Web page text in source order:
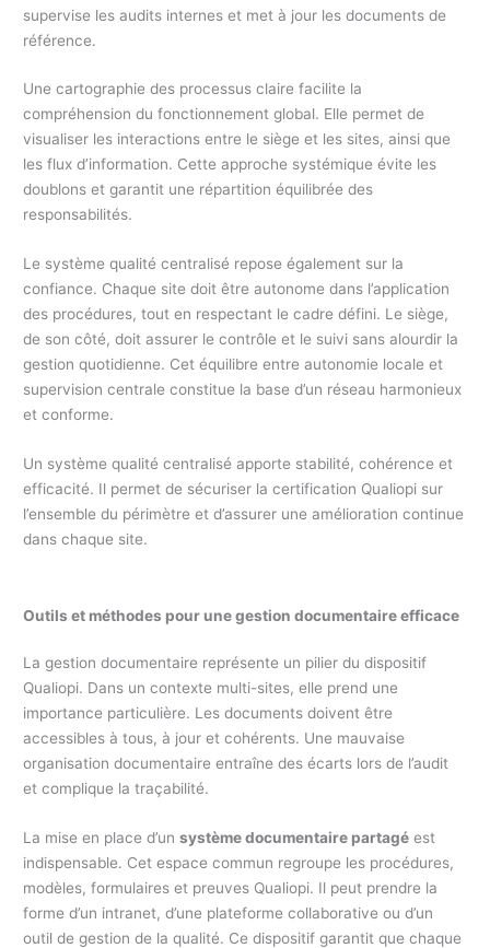
supervise les audits internes et met à jour les documents de
référence.
Une cartographie des processus claire facilite la
compréhension du fonctionnement global. Elle permet de
visualiser les interactions entre le siège et les sites, ainsi que
les flux d’information. Cette approche systémique évite les
doublons et garantit une répartition équilibrée des
responsabilités.
Le système qualité centralisé repose également sur la
confiance. Chaque site doit être autonome dans l’application
des procédures, tout en respectant le cadre défini. Le siège,
de son côté, doit assurer le contrôle et le suivi sans alourdir la
gestion quotidienne. Cet équilibre entre autonomie locale et
supervision centrale constitue la base d’un réseau harmonieux
et conforme.
Un système qualité centralisé apporte stabilité, cohérence et
efficacité. Il permet de sécuriser la certification Qualiopi sur
l’ensemble du périmètre et d’assurer une amélioration continue
dans chaque site.
Outils et méthodes pour une gestion documentaire efficace
La gestion documentaire représente un pilier du dispositif
Qualiopi. Dans un contexte multi-sites, elle prend une
importance particulière. Les documents doivent être
accessibles à tous, à jour et cohérents. Une mauvaise
organisation documentaire entraîne des écarts lors de l’audit
et complique la traçabilité.
La mise en place d’unsystème documentaire partagé est
indispensable. Cet espace commun regroupe les procédures,
modèles, formulaires et preuves Qualiopi. Il peut prendre la
forme d’un intranet, d’une plateforme collaborative ou d’un
outil de gestion de la qualité. Ce dispositif garantit que chaque